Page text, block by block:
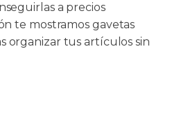
a precios
te mostramos gavetas
organizar tus artículos sin